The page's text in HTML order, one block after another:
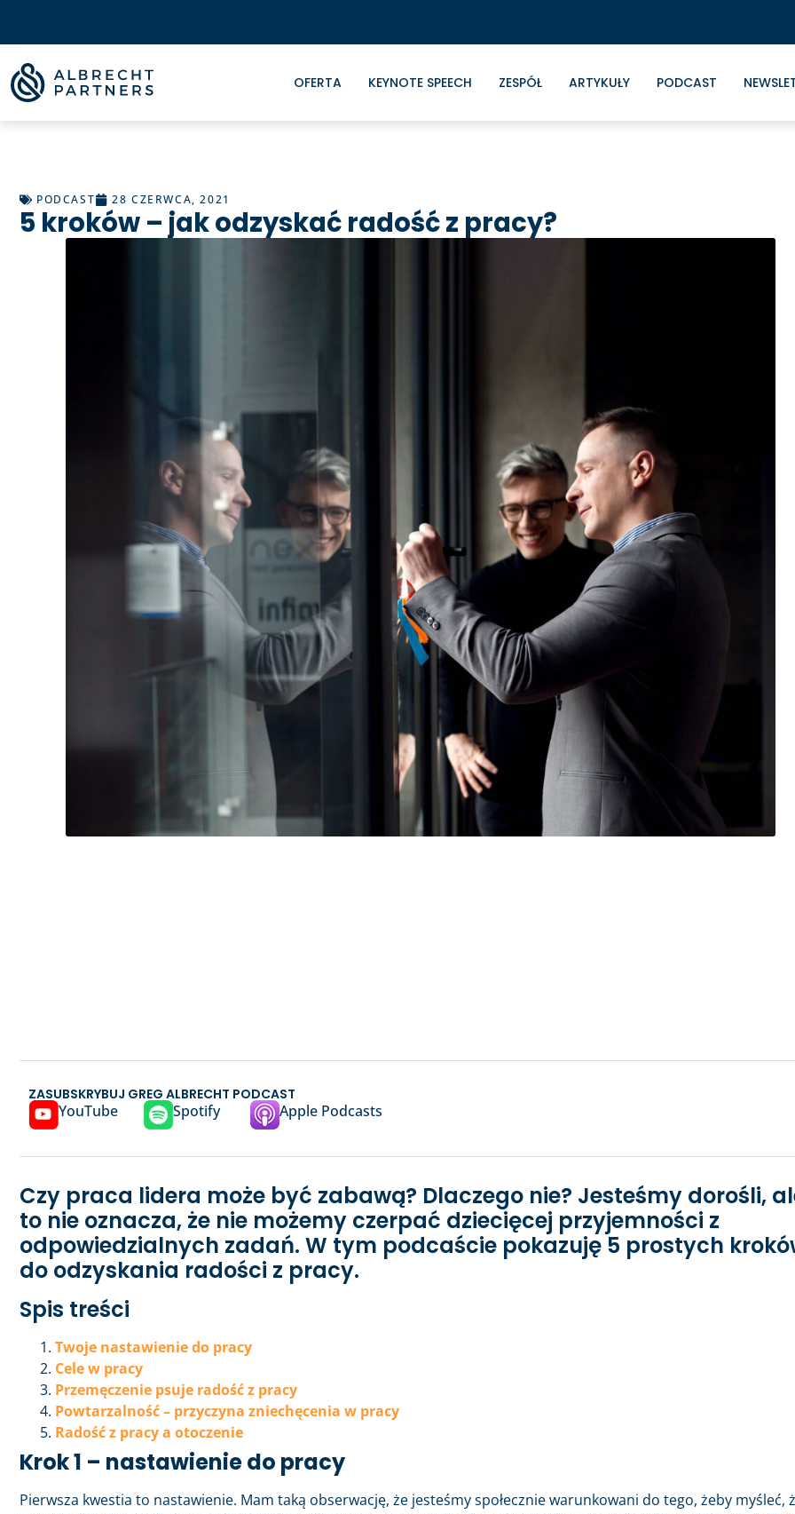
OFERTA KEYNOTE SPEECH ZESPÓŁ ARTYKUŁY PODCAST
PODCAST 28 CZERWCA, 2021
5 kroków – jak odzyskać radość z pracy?
ZASUBSKRYBUJ GREG ALBRECHT PODCAST
YouTube Spotify Apple Podcasts
Czy praca lidera może być zabawą? Dlaczego nie? Jesteśmy dorośli,
to nie oznacza, że nie możemy czerpać dziecięcej przyjemności z
odpowiedzialnych zadań. W tym podcaście pokazuję 5 prostych
do odzyskania radości z pracy.
Spis treści
Twoje nastawienie do pracy
Cele w pracy
Przemęczenie psuje radość z pracy
Powtarzalność – przyczyna zniechęcenia w pracy
Radość z pracy a otoczenie
Krok 1 – nastawienie do pracy
Pierwsza kwestia to nastawienie. Mam taką obserwację, że jesteśmy społecznie warunkowani do tego, żeby myśleć,